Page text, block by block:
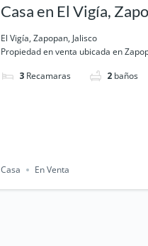
Casa en El Vigía,
El Vigía, Zapopan, Jalisco
Propiedad en venta ubicada en
3 Recamaras 2 baños
Casa En Venta